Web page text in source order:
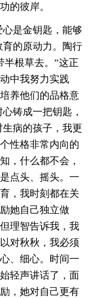
的彼岸。
是金钥匙，能够
的原动力。陶行
半根草去。”这正
中我努力实践
养他们的品格意
铸成一把钥匙，
病的孩子，我更
性格非常内向的
，什么都不会，
点头、摇头。一
，我时刻都在关
她自己独立做
理智告诉我，我
对秋秋，我必须
、细心。时间一
轻声讲话了，面
，她对自己更有